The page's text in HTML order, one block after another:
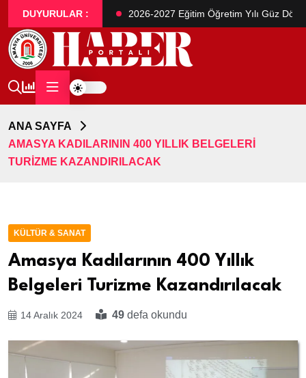
DUYURULAR :
Öğrenci Alım İlanı 2026-2027 Eğitim Öğretim Yılı Güz
ANA SAYFA
AMASYA KADILARININ 400 YILLIK BELGELERI
TURIZME KAZANDIRILACAK
KÜLTÜR & SANAT
Amasya Kadılarının 400 Yıllık
Belgeleri Turizme Kazandırılacak
14 Aralık 2024 49 defa okundu